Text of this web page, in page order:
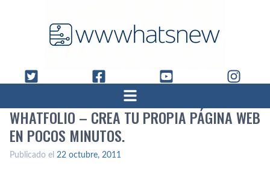
WHATFOLIO – CREA TU PROPIA PÁGINA WEB
EN POCOS MINUTOS.
Publicado el 22 octubre, 2011